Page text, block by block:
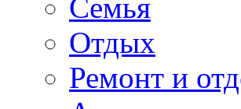
Семья
Отдых
Ремонт и